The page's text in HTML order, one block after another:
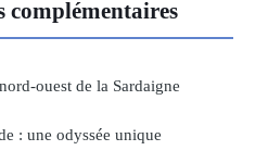
complémentaires
ouest de la Sardaigne
: une odyssée unique